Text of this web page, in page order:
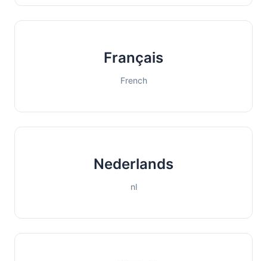
Français
French
Nederlands
nl